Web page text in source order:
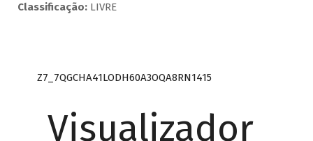
Classificação:LIVRE
Z7_7QGCHA41LODH60A3OQA8RN1415
Visualizador